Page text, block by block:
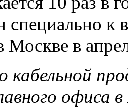
специально к
Москве в
кабельной
офиса